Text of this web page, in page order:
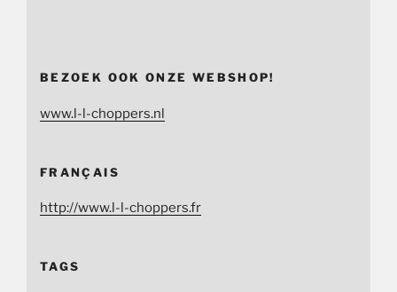
BEZOEK OOK ONZE WEBSHOP!
www.l-l-choppers.nl
FRANÇAIS
http://www.l-l-choppers.fr
TAGS